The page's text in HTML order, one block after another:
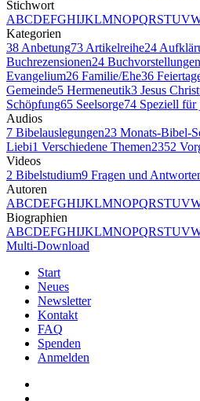
Stichwort
ABCDEFGHIJKLMNOPQRSTUV
Kategorien
38 Anbetung73 Artikelreihe24
Buchrezensionen24 Buchvorstellungen
Evangelium26 Familie/Ehe36
Gemeinde5 Hermeneutik3 Jesus
Schöpfung65 Seelsorge74 Speziell für
Audios
7 Bibelauslegungen23 Monats-Bibel-
Liebi1 Verschiedene Themen2352
Videos
2 Bibelstudium9 Fragen und
Autoren
ABCDEFGHIJKLMNOPQRSTUV
Biographien
ABCDEFGHIJKLMNOPQRSTUV
Multi-Download
Start
Neues
Newsletter
Kontakt
FAQ
Spenden
Anmelden